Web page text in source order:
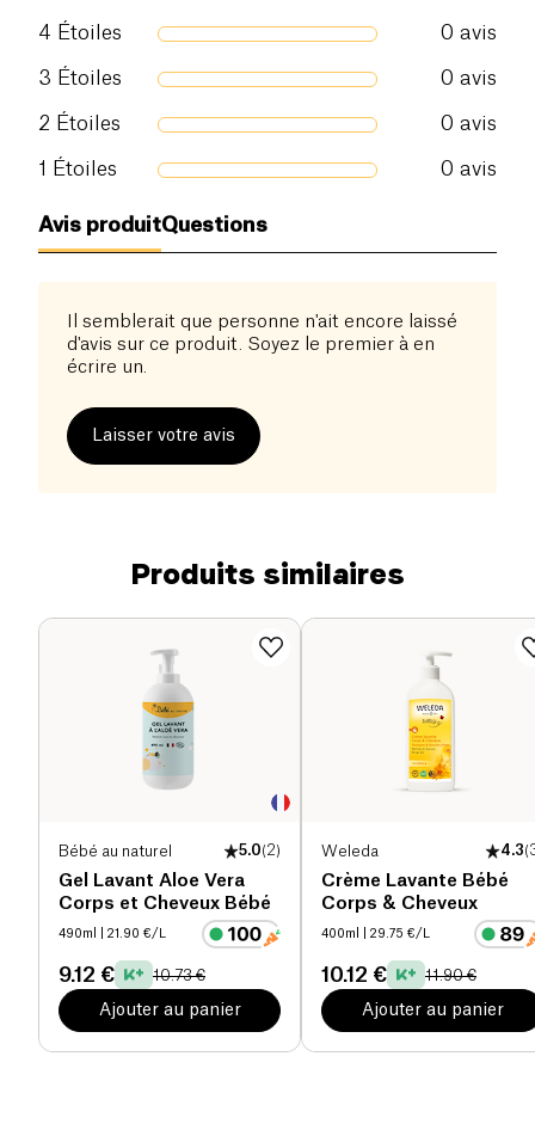
4 Étoiles 0 avis
3 Étoiles 0 avis
2 Étoiles 0 avis
1 Étoiles 0 avis
Avis produitQuestions
Il semblerait que personne n'ait encore laissé
d'avis sur ce produit. Soyez le premier à en
écrire un.
Laisser votre avis
Produits similaires
Bébé au naturel 5.0(2)
Gel Lavant Aloe Vera
Corps et Cheveux Bébé
490ml | 21.90 €/L
9.12 € 10.73 €
Ajouter au panier
Weleda 4.3(
Crème Lavante Bébé
Corps & Cheveux
400ml | 29.75 €/L
10.12 € 11.90 €
Ajouter au panier